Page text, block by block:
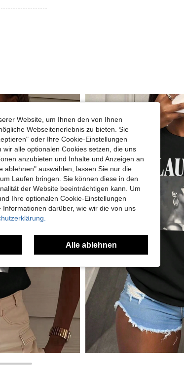
Website, um Ihnen den von Ihnen
Webseitenerlebnis zu bieten. Sie
oder Ihre Cookie-Einstellungen
alle optionalen Cookies setzen, die uns
anzubieten und Inhalte und Anzeigen an
ablehnen" auswählen, lassen Sie nur die
Laufen bringen. Sie können diese in den
der Website beeinträchtigen kann. Um
Ihre optionalen Cookie-Einstellungen
darüber, wie wir die von uns
Alle ablehnen